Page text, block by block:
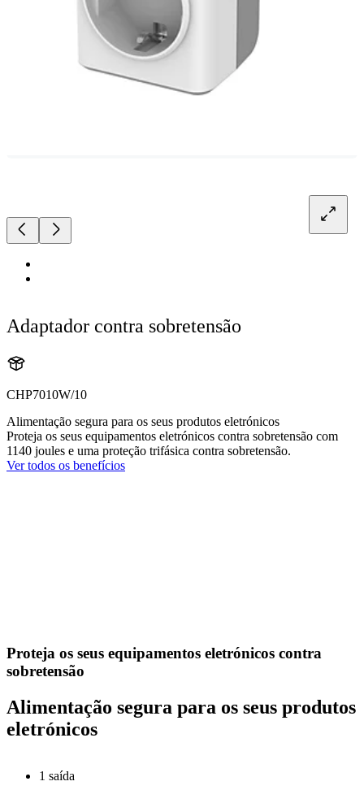
Adaptador contra sobretensão
CHP7010W/10
Alimentação segura para os seus produtos eletrónicos
Proteja os seus equipamentos eletrónicos contra sobretensão com
1140 joules e uma proteção trifásica contra sobretensão.
Ver todos os benefícios
Proteja os seus equipamentos eletrónicos contra
sobretensão
Alimentação segura para os seus produtos
eletrónicos
1 saída